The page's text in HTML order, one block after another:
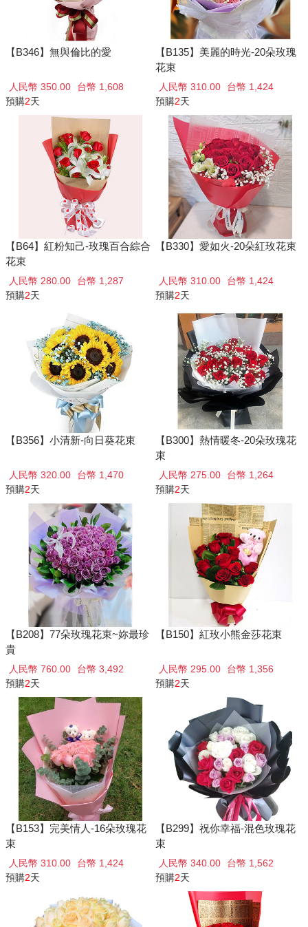
【B346】無與倫比的愛
人民幣 350.00
台幣 1,608
預購2天
【B135】美麗的時光-20朵玫瑰
花束
人民幣 310.00
台幣 1,424
預購2天
【B64】紅粉知己-玫瑰百合綜合
花束
人民幣 280.00
台幣 1,287
預購2天
【B330】愛如火-20朵紅玫花束
人民幣 310.00
台幣 1,424
預購2天
【B356】小清新-向日葵花束
人民幣 320.00
台幣 1,470
預購2天
【B300】熱情暖冬-20朵玫瑰花
束
人民幣 275.00
台幣 1,264
預購2天
【B208】77朵玫瑰花束~妳最珍
貴
人民幣 760.00
台幣 3,492
預購2天
【B150】紅玫小熊金莎花束
人民幣 295.00
台幣 1,356
預購2天
【B153】完美情人-16朵玫瑰花
束
人民幣 310.00
台幣 1,424
預購2天
【B299】祝你幸福-混色玫瑰花
束
人民幣 340.00
台幣 1,562
預購2天